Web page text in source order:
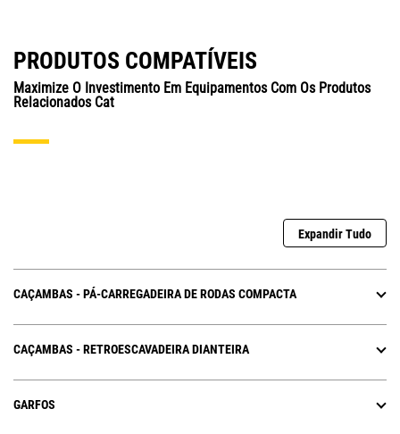
PRODUTOS COMPATÍVEIS
Maximize O Investimento Em Equipamentos Com Os Produtos
Relacionados Cat
Expandir Tudo
CAÇAMBAS - PÁ-CARREGADEIRA DE RODAS COMPACTA
CAÇAMBAS - RETROESCAVADEIRA DIANTEIRA
GARFOS